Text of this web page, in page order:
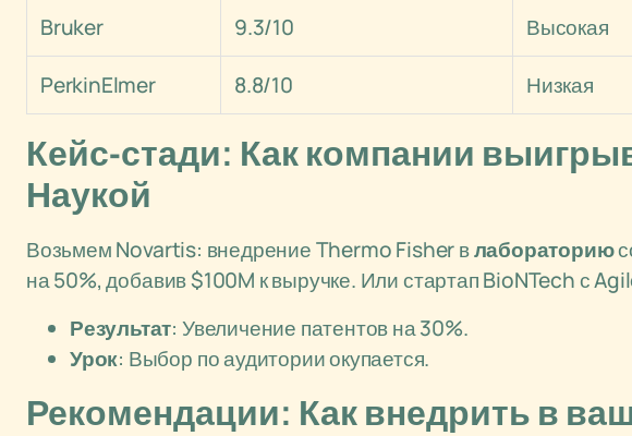
Bruker 9.3/10 Высокая
PerkinElmer 8.8/10 Низкая
Кейс-стади: Как компании
Наукой
Возьмем Novartis: внедрение Thermo Fisher влабораторию
на 50%, добавив $100M к выручке. Или стартап BioNTech с
Результат: Увеличение патентов на 30%.
Урок: Выбор по аудитории окупается.
Рекомендации: Как внедрить в